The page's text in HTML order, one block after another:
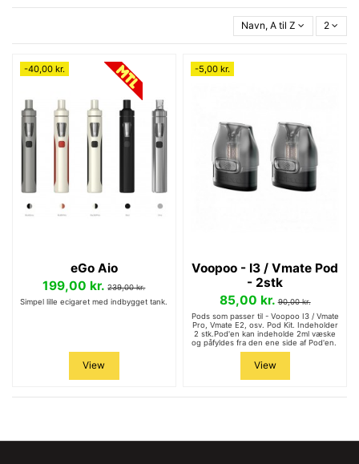
Navn, A til Z 2
-40,00 kr.
eGo Aio
199,00 kr.239,00 kr.
Simpel lille ecigaret med indbygget tank.
View
-5,00 kr.
Voopoo - I3 / Vmate Pod
- 2stk
85,00 kr.90,00 kr.
Pods som passer til - Voopoo I3 / Vmate
Pro, Vmate E2, osv. Pod Kit. Indeholder
2 stk.Pod'en kan indeholde 2ml væske
og påfyldes fra den ene side af Pod'en.
View